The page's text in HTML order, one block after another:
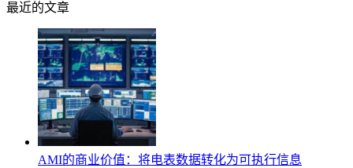
最近的文章
AMI的商业价值：将电表数据转化为可执行信息